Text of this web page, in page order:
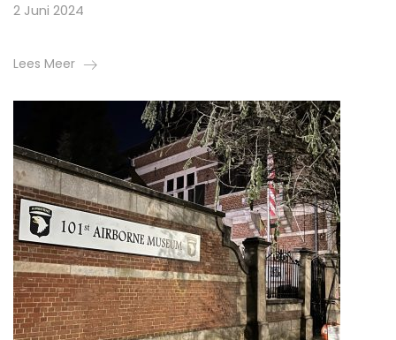
2 Juni 2024
Lees Meer